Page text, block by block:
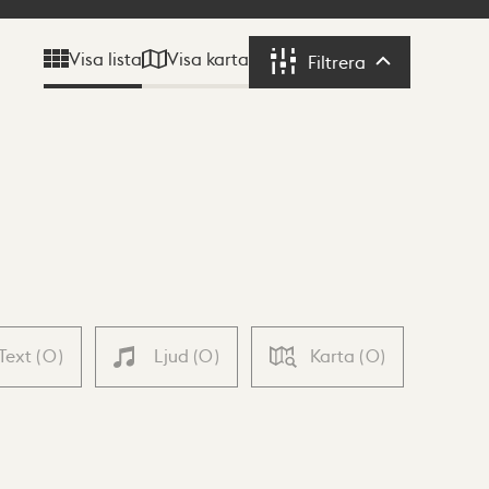
Visa lista Visa karta Filtrera Filtrera
(0) Ljud (0) Karta (0)